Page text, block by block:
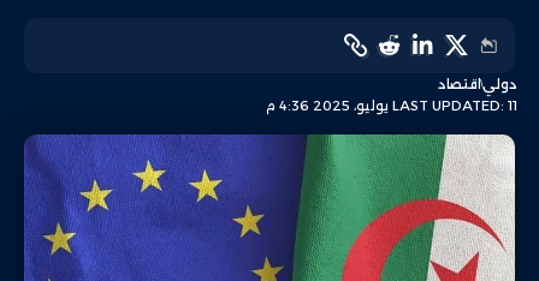
LAST UPDATED: 11 يوليو، 2025 4:36 م
دولياقتصاد